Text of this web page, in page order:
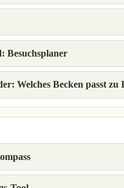
Besuchsplaner
Welches Becken passt zu